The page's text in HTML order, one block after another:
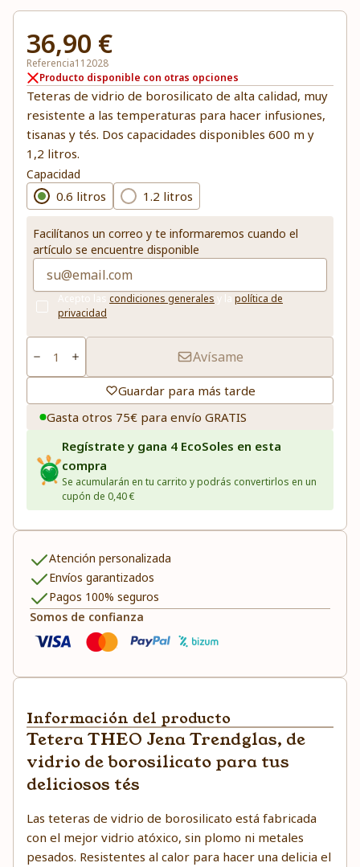
36,90 €
Referencia112028
Producto disponible con otras opciones
Teteras de vidrio de borosilicato de alta calidad, muy
resistente a las temperaturas para hacer infusiones,
tisanas y tés. Dos capacidades disponibles 600 m y
1,2 litros.
Capacidad
0.6 litros 1.2 litros
Facilítanos un correo y te informaremos cuando el
artículo se encuentre disponible
Acepto las condiciones generales y la política de
privacidad
Avísame
Guardar para más tarde
Gasta otros 75€ para envío GRATIS
Regístrate y gana 4 EcoSoles en esta
compra
Se acumularán en tu carrito y podrás convertirlos en un
cupón de 0,40 €
Atención personalizada
Envíos garantizados
Pagos 100% seguros
Somos de confianza
Información del producto
Tetera THEO Jena Trendglas, de
vidrio de borosilicato para tus
deliciosos tés
Las teteras de vidrio de borosilicato está fabricada
con el mejor vidrio atóxico, sin plomo ni metales
pesados. Resistentes al calor para hacer una delicia el